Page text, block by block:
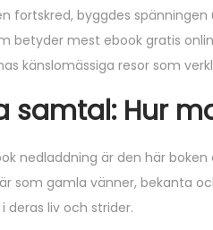
fortskred, byggdes
betyder mest ebook gratis
känslomässiga resor som
samtal: Hur
nedladdning är den här
som gamla vänner, bekanta
deras liv och strider.